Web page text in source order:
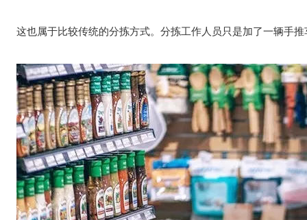
这也属于比较传统的分拣方式。分拣工作人员只是加了一辆手